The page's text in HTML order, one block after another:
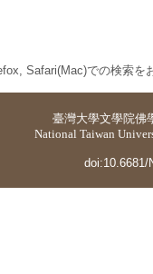
Safari(Mac)での検索を
臺灣大學文學院佛
National Taiwan
doi:10.6681/